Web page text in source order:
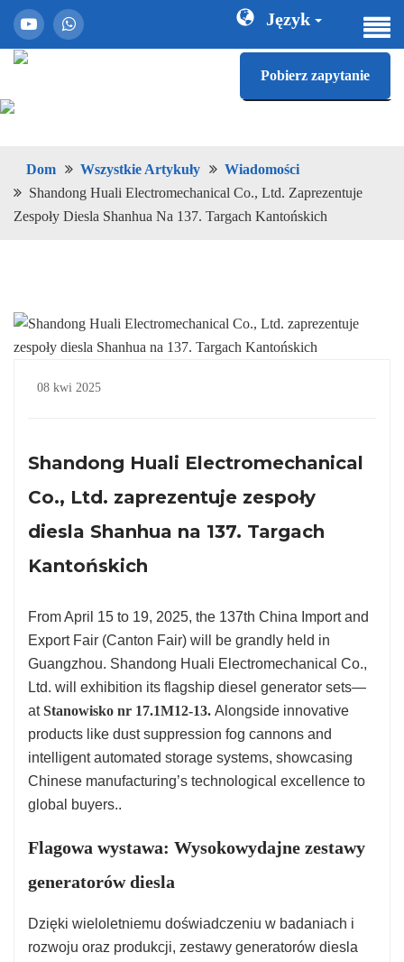
Język
Pobierz zapytanie
Dom Wszystkie Artykuły
Wiadomości
Shandong Huali Electromechanical Co., Ltd. Zaprezentuje
Zespoły Diesla Shanhua Na 137. Targach Kantońskich
08 kwi 2025
Shandong Huali Electromechanical
Co., Ltd. zaprezentuje zespoły
diesla Shanhua na 137. Targach
Kantońskich
From April 15 to 19, 2025, the 137th China Import and
Export Fair (Canton Fair) will be grandly held in
Guangzhou. Shandong Huali Electromechanical Co.,
Ltd. will exhibition its flagship diesel generator sets—
atStanowisko nr 17.1M12-13. Alongside innovative
products like dust suppression fog cannons and
intelligent automated storage systems, showcasing
Chinese manufacturing’s technological excellence to
global buyers..
Flagowa wystawa: Wysokowydajne zestawy
generatorów diesla
Dzięki wieloletniemu doświadczeniu w badaniach i
rozwoju oraz produkcji, zestawy generatorów diesla